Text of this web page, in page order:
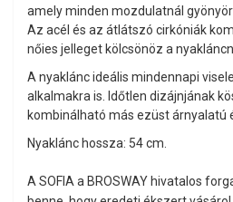
amely minden mozdulatnál
Az acél és az átlátszó cirkóniák
nőies jelleget kölcsönöz a
A nyaklánc ideális mindennapi
alkalmakra is. Időtlen dizájnjának
kombinálható más ezüst árnyalatú
Nyaklánc hossza: 54 cm.
A SOFIA a BROSWAY hivatalos